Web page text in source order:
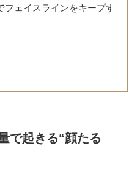
フェイスラインをキープす
で起きる“顔たる